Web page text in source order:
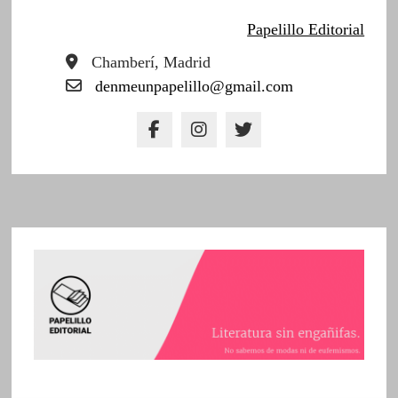
Papelillo Editorial
Chamberí, Madrid
denmeunpapelillo@gmail.com